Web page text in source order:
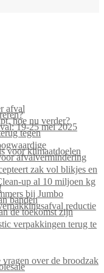
afval
hoe nu verder?
19-25 mei 2025
tegen
voor klimaatdoelen
afvalvermindering
zak vol blikjes en
up al 10 miljoen kg
bij Jumbo
banden
reductie
de toekomst zijn
verpakkingen terug te
over de broodzak